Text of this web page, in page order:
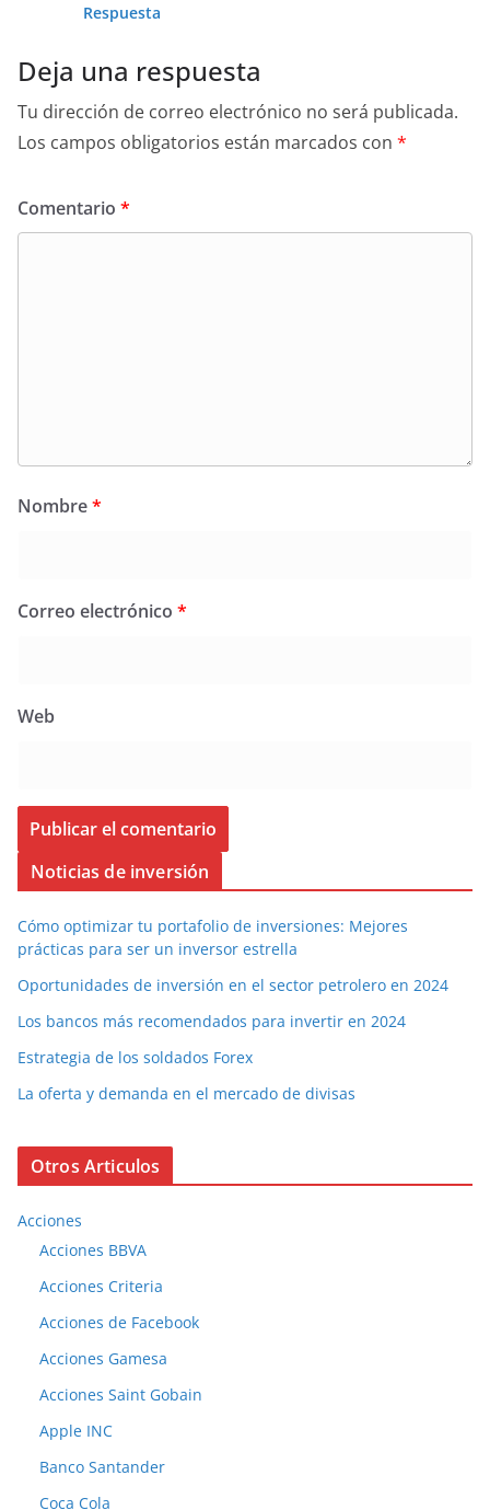
Respuesta
Deja una respuesta
Tu dirección de correo electrónico no será publicada.
Los campos obligatorios están marcados con *
Comentario *
Nombre*
Correo electrónico *
Web
Noticias de inversión
Cómo optimizar tu portafolio de inversiones: Mejores
prácticas para ser un inversor estrella
Oportunidades de inversión en el sector petrolero en 2024
Los bancos más recomendados para invertir en 2024
Estrategia de los soldados Forex
La oferta y demanda en el mercado de divisas
Otros Articulos
Acciones
Acciones BBVA
Acciones Criteria
Acciones de Facebook
Acciones Gamesa
Acciones Saint Gobain
Apple INC
Banco Santander
Coca Cola